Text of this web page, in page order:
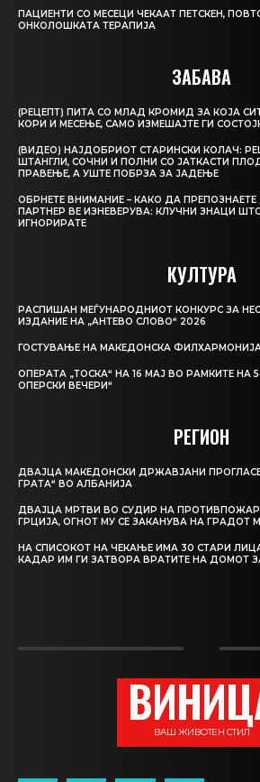
ПАЦИЕНТИ СО МЕСЕЦИ ЧЕКААТ ПЕТСКЕН,
ОНКОЛОШКАТА ТЕРАПИЈА
ЗАБАВА
(РЕЦЕПТ) ПИТА СО МЛАД КРОМИД ЗА КОЈА
КОРИ И МЕСЕЊЕ, САМО ИЗМЕШАЈТЕ ГИ
(ВИДЕО) НАЈДОБРИОТ СТАРИНСКИ КОЛАЧ:
ШТАНГЛИ, СОЧНИ И ПОЛНИ СО ЈАТКАСТИ
ПРАВЕЊЕ, А УШТЕ ПОБРЗА ЗА ЈАДЕЊЕ
ОБРНЕТЕ ВНИМАНИЕ – КАКО ДА
ПАРТНЕР ВЕ ИЗНЕВЕРУВА: КЛУЧНИ ЗНАЦИ
ИГНОРИРАТЕ
КУЛТУРА
РАСПИШАН МЕЃУНАРОДНИОТ КОНКУРС ЗА
ИЗДАНИЕ НА „АНТЕВО СЛОВО“ 2026
ГОСТУВАЊЕ НА МАКЕДОНСКА
ОПЕРАТА „ТОСКА“ НА 16 МАЈ ВО РАМКИТЕ НА
ОПЕРСКИ ВЕЧЕРИ“
РЕГИОН
ДВАЈЦА МАКЕДОНСКИ ДРЖАВЈАНИ
ГРАТА“ ВО АЛБАНИЈА
ДВАЈЦА МРТВИ ВО СУДИР НА
ГРЦИЈА, ОГНОТ МУ СЕ ЗАКАНУВА НА ГРАДОТ
НА СПИСОКОТ НА ЧЕКАЊЕ ИМА 30 СТАРИ
КАДАР ИМ ГИ ЗАТВОРА ВРАТИТЕ НА ДОМОТ
ВАШ ЖИВОТЕН СТИЛ